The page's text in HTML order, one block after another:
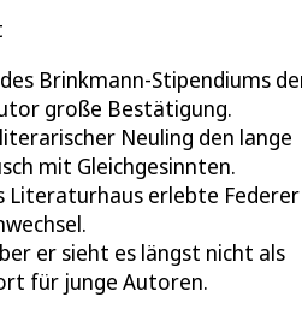
Brinkmann-Stipendiums
große Bestätigung.
Neuling den lange
mit Gleichgesinnten.
Literaturhaus erlebte Federer
er sieht es längst nicht als
für junge Autoren.